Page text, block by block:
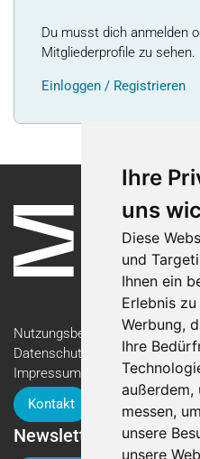
Ihre
uns
Diese
und
Ihnen ein
Erlebnis
Werbung,
Ihre
außerdem,
messen,
unsere
unsere
Du musst dich anmelden
Mitgliederprofile zu sehen.
Einloggen / Registrieren
Nutzungsbedingungen
Datenschutzerklärung
Impressum
Kontakt
Newsletter